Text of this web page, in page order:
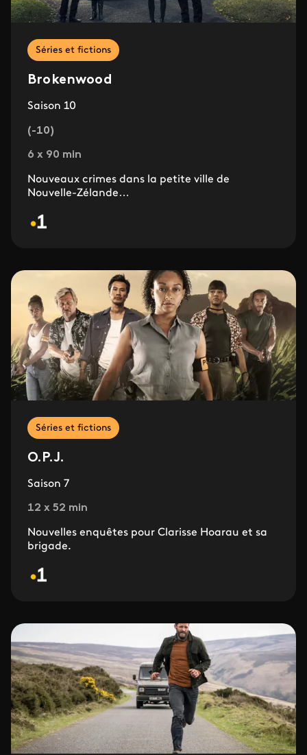
Séries et fictions
Brokenwood
Saison 10
(-10)
6 x 90 min
Nouveaux crimes dans la petite ville de
Nouvelle-Zélande…
Séries et fictions
O.P.J.
Saison 7
12 x 52 min
Nouvelles enquêtes pour Clarisse Hoarau et sa
brigade.